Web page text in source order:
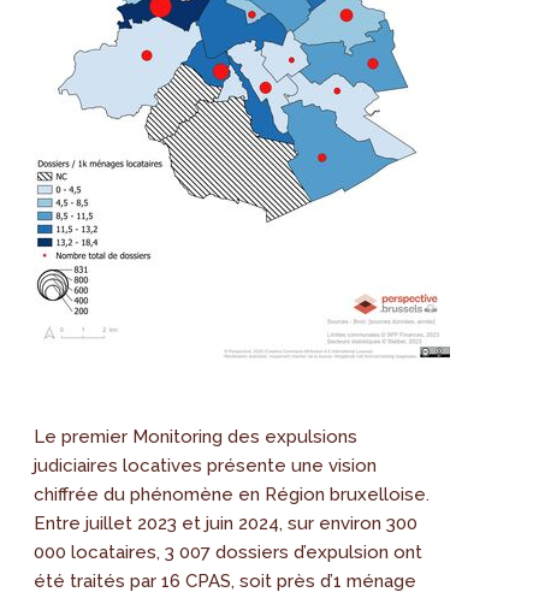
Le premier Monitoring des expulsions
judiciaires locatives présente une vision
chiffrée du phénomène en Région bruxelloise.
Entre juillet 2023 et juin 2024, sur environ 300
000 locataires, 3 007 dossiers d’expulsion ont
été traités par 16 CPAS, soit près d’1 ménage